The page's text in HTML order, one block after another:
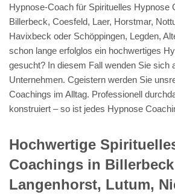
Hypnose-Coach für Spirituelles Hypnose
Billerbeck, Coesfeld, Laer, Horstmar,
Havixbeck oder Schöppingen, Legden,
schon lange erfolglos ein hochwertiges
gesucht? In diesem Fall wenden Sie sich
Unternehmen. Cgeistern werden Sie
Coachings im Alltag. Professionell
konstruiert – so ist jedes Hypnose
Hochwertige
Coachings in Billerbeck
Langenhorst, Lutum,